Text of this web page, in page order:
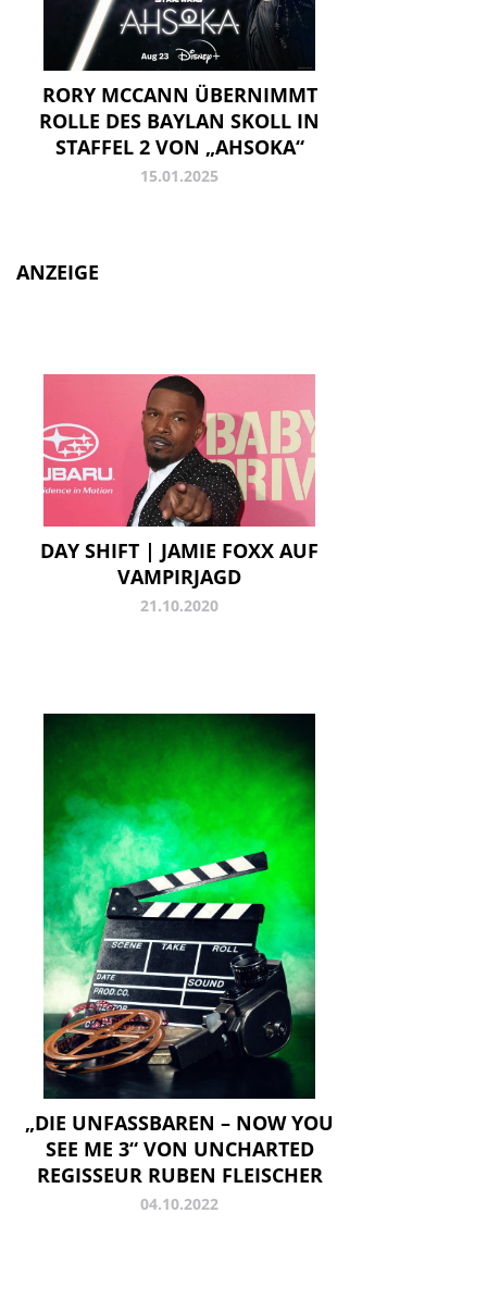
RORY MCCANN ÜBERNIMMT
ROLLE DES BAYLAN SKOLL IN
STAFFEL 2 VON „AHSOKA“
15.01.2025
ANZEIGE
DAY SHIFT | JAMIE FOXX AUF
VAMPIRJAGD
21.10.2020
„DIE UNFASSBAREN – NOW YOU
SEE ME 3“ VON UNCHARTED
REGISSEUR RUBEN FLEISCHER
04.10.2022